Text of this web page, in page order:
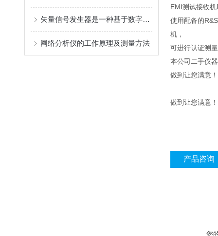
矢量信号发生器是一种基于数字信号处理技术的发生器
网络分析仪的工作原理及测量方法
EMI测试接收
使用配备的
机，
可进行认证测
本公司二手仪
做到让您满意
做到让您满意
产品咨询
您